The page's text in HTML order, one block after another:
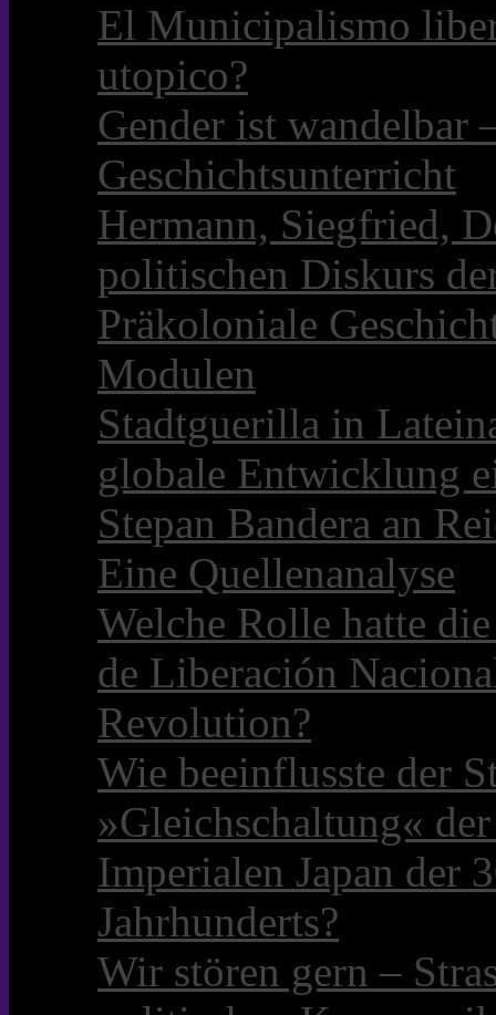
El Municipalismo
utopico?
Gender ist
Geschichtsunterricht
Hermann, Siegfried,
politischen Diskurs
Präkoloniale
Modulen
Stadtguerilla in
globale Entwicklung
Stepan Bandera an
Eine Quellenanalyse
Welche Rolle hatte
de Liberación
Revolution?
Wie beeinflusste der
»Gleichschaltung«
Imperialen Japan der
Jahrhunderts?
Wir stören gern –